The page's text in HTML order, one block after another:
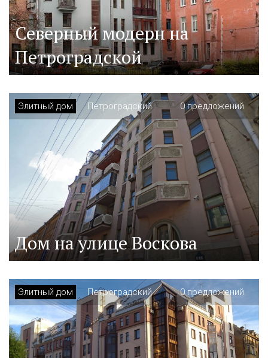
Северный модерн на
Петроградской
Элитный дом Петроградский 0 предложений
Дом на улице Воскова
Элитный дом Петроградский 0 предложений